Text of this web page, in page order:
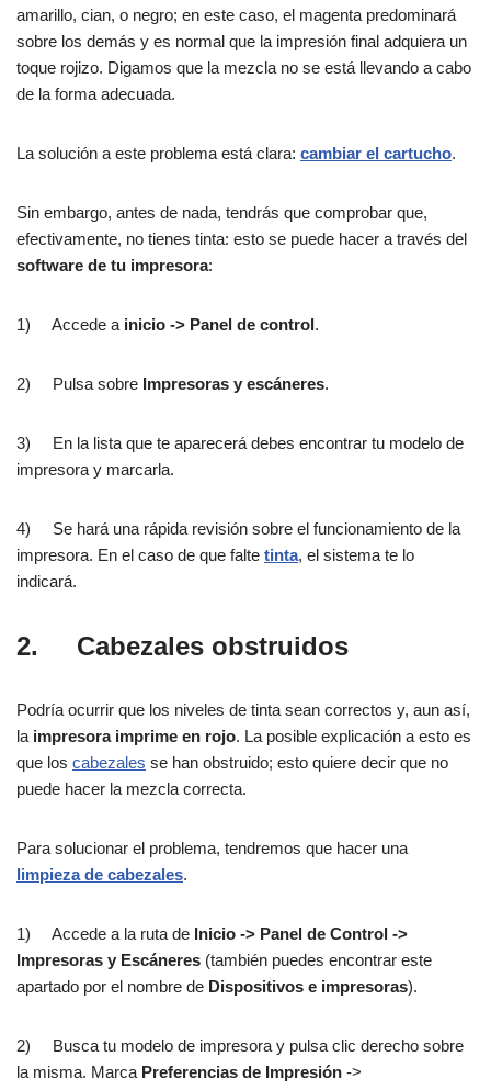
amarillo, cian, o negro; en este caso, el magenta predominará
sobre los demás y es normal que la impresión final adquiera un
toque rojizo. Digamos que la mezcla no se está llevando a cabo
de la forma adecuada.
La solución a este problema está clara: cambiar el cartucho.
Sin embargo, antes de nada, tendrás que comprobar que,
efectivamente, no tienes tinta: esto se puede hacer a través del
software de tu impresora:
1) Accede a inicio -> Panel de control.
2) Pulsa sobre Impresoras y escáneres.
3) En la lista que te aparecerá debes encontrar tu modelo de
impresora y marcarla.
4) Se hará una rápida revisión sobre el funcionamiento de la
impresora. En el caso de que falte tinta, el sistema te lo
indicará.
2. Cabezales obstruidos
Podría ocurrir que los niveles de tinta sean correctos y, aun así,
la impresora imprime en rojo. La posible explicación a esto es
que los cabezales se han obstruido; esto quiere decir que no
puede hacer la mezcla correcta.
Para solucionar el problema, tendremos que hacer una
limpieza de cabezales.
1) Accede a la ruta de Inicio -> Panel de Control ->
Impresoras y Escáneres (también puedes encontrar este
apartado por el nombre de Dispositivos e impresoras).
2) Busca tu modelo de impresora y pulsa clic derecho sobre
la misma. Marca Preferencias de Impresión ->